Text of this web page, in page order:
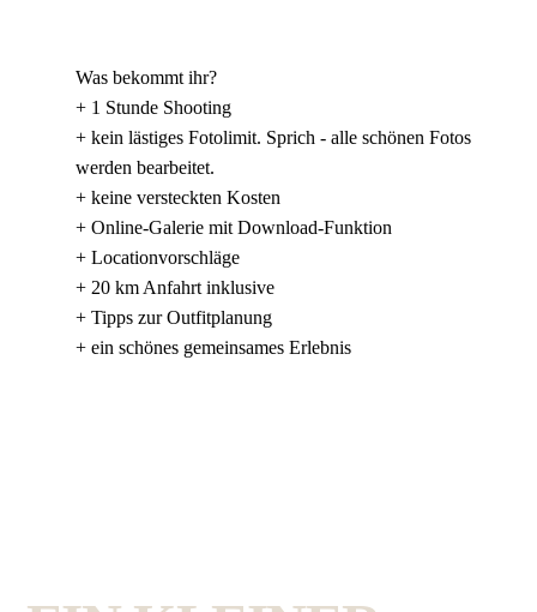
Was bekommt ihr?
+ 1 Stunde Shooting
+ kein lästiges Fotolimit. Sprich - alle schönen Fotos
werden bearbeitet.
+ keine versteckten Kosten
+ Online-Galerie mit Download-Funktion
+ Locationvorschläge
+ 20 km Anfahrt inklusive
+ Tipps zur Outfitplanung
+ ein schönes gemeinsames Erlebnis